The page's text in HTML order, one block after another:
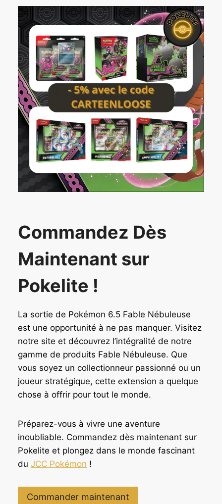
Commandez Dès
Maintenant sur
Pokelite !
La sortie de Pokémon 6.5 Fable Nébuleuse
est une opportunité à ne pas manquer. Visitez
notre site et découvrez l’intégralité de notre
gamme de produits Fable Nébuleuse. Que
vous soyez un collectionneur passionné ou un
joueur stratégique, cette extension a quelque
chose à offrir pour tout le monde.
Préparez-vous à vivre une aventure
inoubliable. Commandez dès maintenant sur
Pokelite et plongez dans le monde fascinant
du JCC Pokémon !
Commander maintenant